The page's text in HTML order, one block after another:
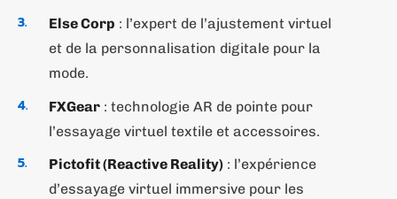
Else Corp : l’expert de l’ajustement virtuel
et de la personnalisation digitale pour la
mode.
FXGear : technologie AR de pointe pour
l’essayage virtuel textile et accessoires.
Pictofit (Reactive Reality) : l’expérience
d’essayage virtuel immersive pour les